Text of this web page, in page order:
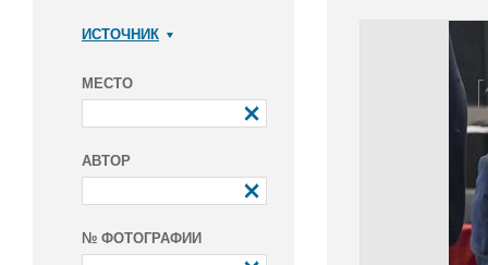
ИСТОЧНИК
МЕСТО
АВТОР
№ ФОТОГРАФИИ